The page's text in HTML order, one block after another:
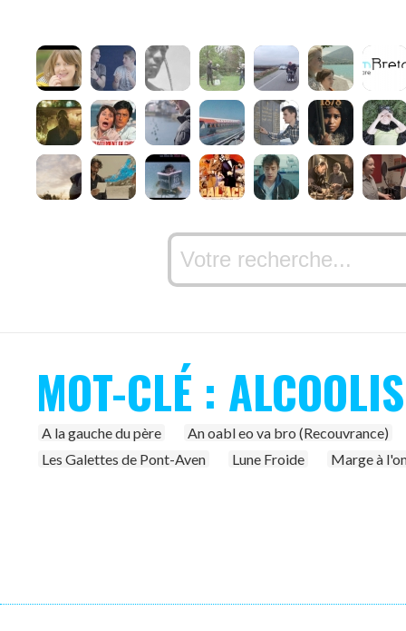
MOT-CLÉ :
A la gauche du père
An oabl eo va bro (Recouvrance)
Les Galettes de Pont-Aven
Lune Froide Marge à